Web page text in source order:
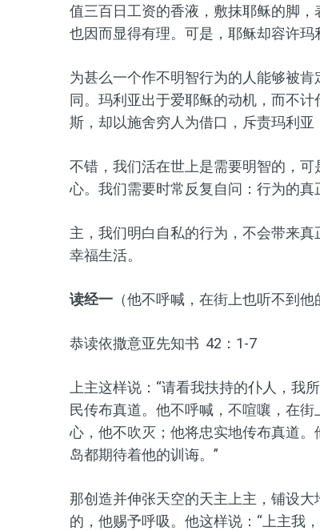
值三百日工资的香液，敷抹耶稣的脚
也因而显得有理。可是，耶稣却容许玛
为甚么一个作不明智行为的人能够被
同。玛利亚出于爱耶稣的动机，而不
斯，却以施舍穷人为借口，斥责玛利亚
不错，我们活在世上是需要明智的，
心。我们需要时常反复自问：行为的
主，我们明白自私的行为，不会带来
幸福生活。
读经一 （他不呼喊，在街上也听不到他
恭读依撒意亚先知书 42：1-7
上主这样说：“请看我扶持的仆人，我
民传布真道。他不呼喊，不喧嚷，在
心，他不吹灭；他将忠实地传布真道
岛都期待着他的训诲。”
那创造并伸张天空的天主上主，铺设
的，他赐予呼吸。他这样说：“上主我